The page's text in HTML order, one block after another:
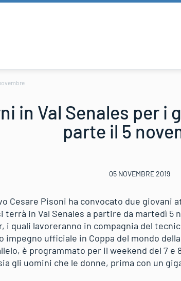
in Val Senales per i
parte il 5
05 NOVEMBRE 2019
Cesare Pisoni ha convocato due giovani
terrà in Val Senales a partire da martedì
i quali lavoreranno in compagnia del
impegno ufficiale in Coppa del mondo
è programmato per il weekend del 7 e
gli uomini che le donne, prima con un